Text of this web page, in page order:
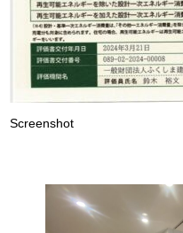
Screenshot